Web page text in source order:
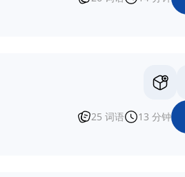
25 词语 13 分钟